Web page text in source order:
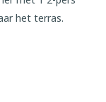
het terras.
Speksteenoven.